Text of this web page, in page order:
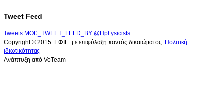
Tweet Feed
Tweets MOD_TWEET_FEED_BY @Hphysicists
Copyright © 2015. ΕΦΙΕ. με επιφύλαξη παντός δικαιώματος. Πολιτική
ιδιωτικότητας
Ανάπτυξη από VoTeam